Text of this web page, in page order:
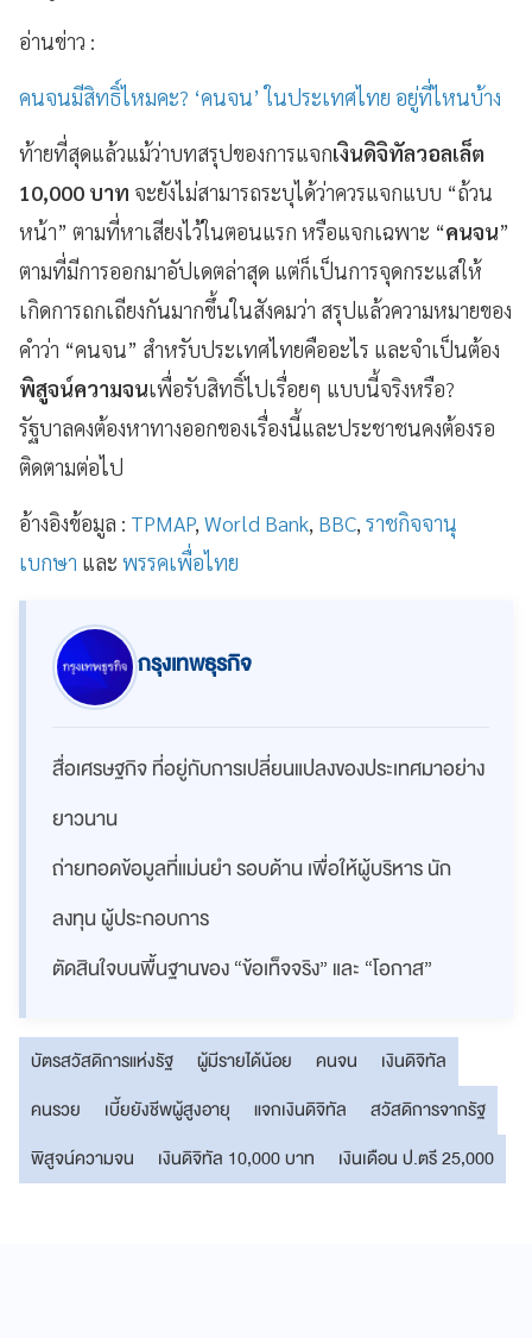
อ่านข่าว :
คนจนมีสิทธิ์ไหมคะ? ‘คนจน’ ในประเทศไทย อยู่ที่ไหนบ้าง
ท้ายที่สุดแล้วแม้ว่าบทสรุปของการแจกเงินดิจิทัลวอลเล็ต
10,000 บาท จะยังไม่สามารถระบุได้ว่าควรแจกแบบ “ถ้วน
หน้า” ตามที่หาเสียงไว้ในตอนแรก หรือแจกเฉพาะ “คนจน”
ตามที่มีการออกมาอัปเดตล่าสุด แต่ก็เป็นการจุดกระแสให้
เกิดการถกเถียงกันมากขึ้นในสังคมว่า สรุปแล้วความหมายของ
คำว่า “คนจน” สำหรับประเทศไทยคืออะไร และจำเป็นต้อง
พิสูจน์ความจนเพื่อรับสิทธิ์ไปเรื่อยๆ แบบนี้จริงหรือ?
รัฐบาลคงต้องหาทางออกของเรื่องนี้และประชาชนคงต้องรอ
ติดตามต่อไป
อ้างอิงข้อมูล : TPMAP, World Bank, BBC, ราชกิจจานุ
เบกษา และ พรรคเพื่อไทย
กรุงเทพธุรกิจ
สื่อเศรษฐกิจ ที่อยู่กับการเปลี่ยนแปลงของประเทศมาอย่าง
ยาวนาน
ถ่ายทอดข้อมูลที่แม่นยำ รอบด้าน เพื่อให้ผู้บริหาร นัก
ลงทุน ผู้ประกอบการ
ตัดสินใจบนพื้นฐานของ “ข้อเท็จจริง” และ “โอกาส”
บัตรสวัสดิการแห่งรัฐ ผู้มีรายได้น้อย คนจน
เงินดิจิทัล
คนรวย
เบี้ยยังชีพผู้สูงอายุ แจกเงินดิจิทัล
สวัสดิการจากรัฐ
พิสูจน์ความจน
เงินดิจิทัล 10,000 บาท เงินเดือน ป.ตรี 25,000